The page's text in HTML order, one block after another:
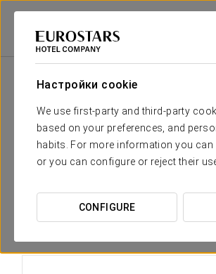
Настройки cookie
We use first-party and third-party
based on your preferences, and
habits. For more information you
or you can configure or reject their
CONFIGURE
Eurostars Hotel Company
Необходимые вам
Отель Exe Isla Cartuja имеет 72
Севилью. Номера очень
Isla Cartuja имеется несколько
четырехзвездочном отеле.